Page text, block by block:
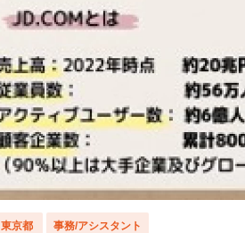
東京都 事務/アシスタント